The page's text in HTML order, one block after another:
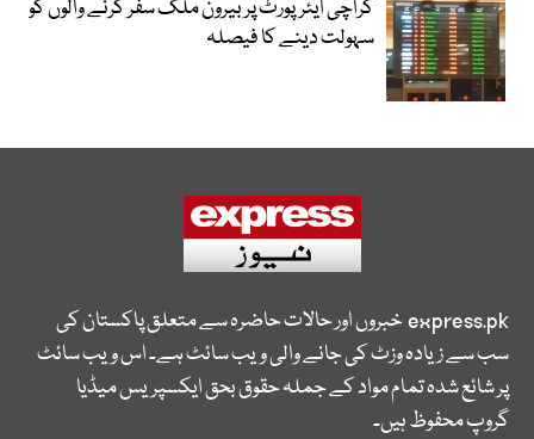
کراچی ایئرپورٹ پر بیرون ملک سفر کرنے والوں کو
سہولت دینے کا فیصلہ
express.pkخبروں اور حالات حاضرہ سے متعلق پاکستان کی
سب سے زیادہ وزٹ کی جانے والی ویب سائٹ ہے۔ اس ویب سائٹ
پر شائع شدہ تمام مواد کے جملہ حقوق بحق ایکسپریس میڈیا
گروپ محفوظ ہیں۔